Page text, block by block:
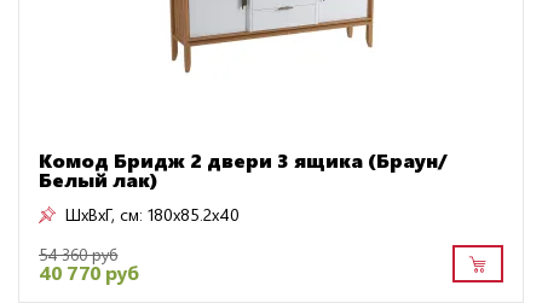
Комод Бридж 2 двери 3 ящика (Браун/
Белый лак)
ШxВxГ, см: 180x85.2x40
54 360 руб
40 770 руб